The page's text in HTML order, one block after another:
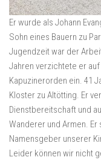
Er wurde als Johann
Sohn eines Bauern zu
Jugendzeit war der
Jahren verzichtete er
Kapuzinerorden ein. 41
Kloster zu Altötting. Er
Dienstbereitschaft und
Wanderer und Armen.
Namensgeber unserer
Leider können wir nicht